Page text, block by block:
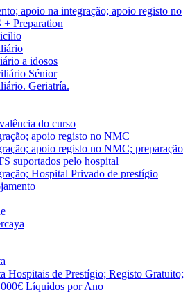
apoio na integração; apoio registo no
Preparation
a idosos
Sénior
Geriatría.
do curso
apoio registo no NMC
apoio registo no NMC; preparação
suportados pelo hospital
Hospital Privado de prestígio
Hospitais de Prestígio; Registo Gratuito;
Líquidos por Ano